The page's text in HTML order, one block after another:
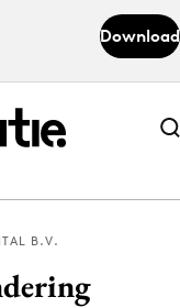
Download
Abonneer nu
Abonneer nu
B.V.